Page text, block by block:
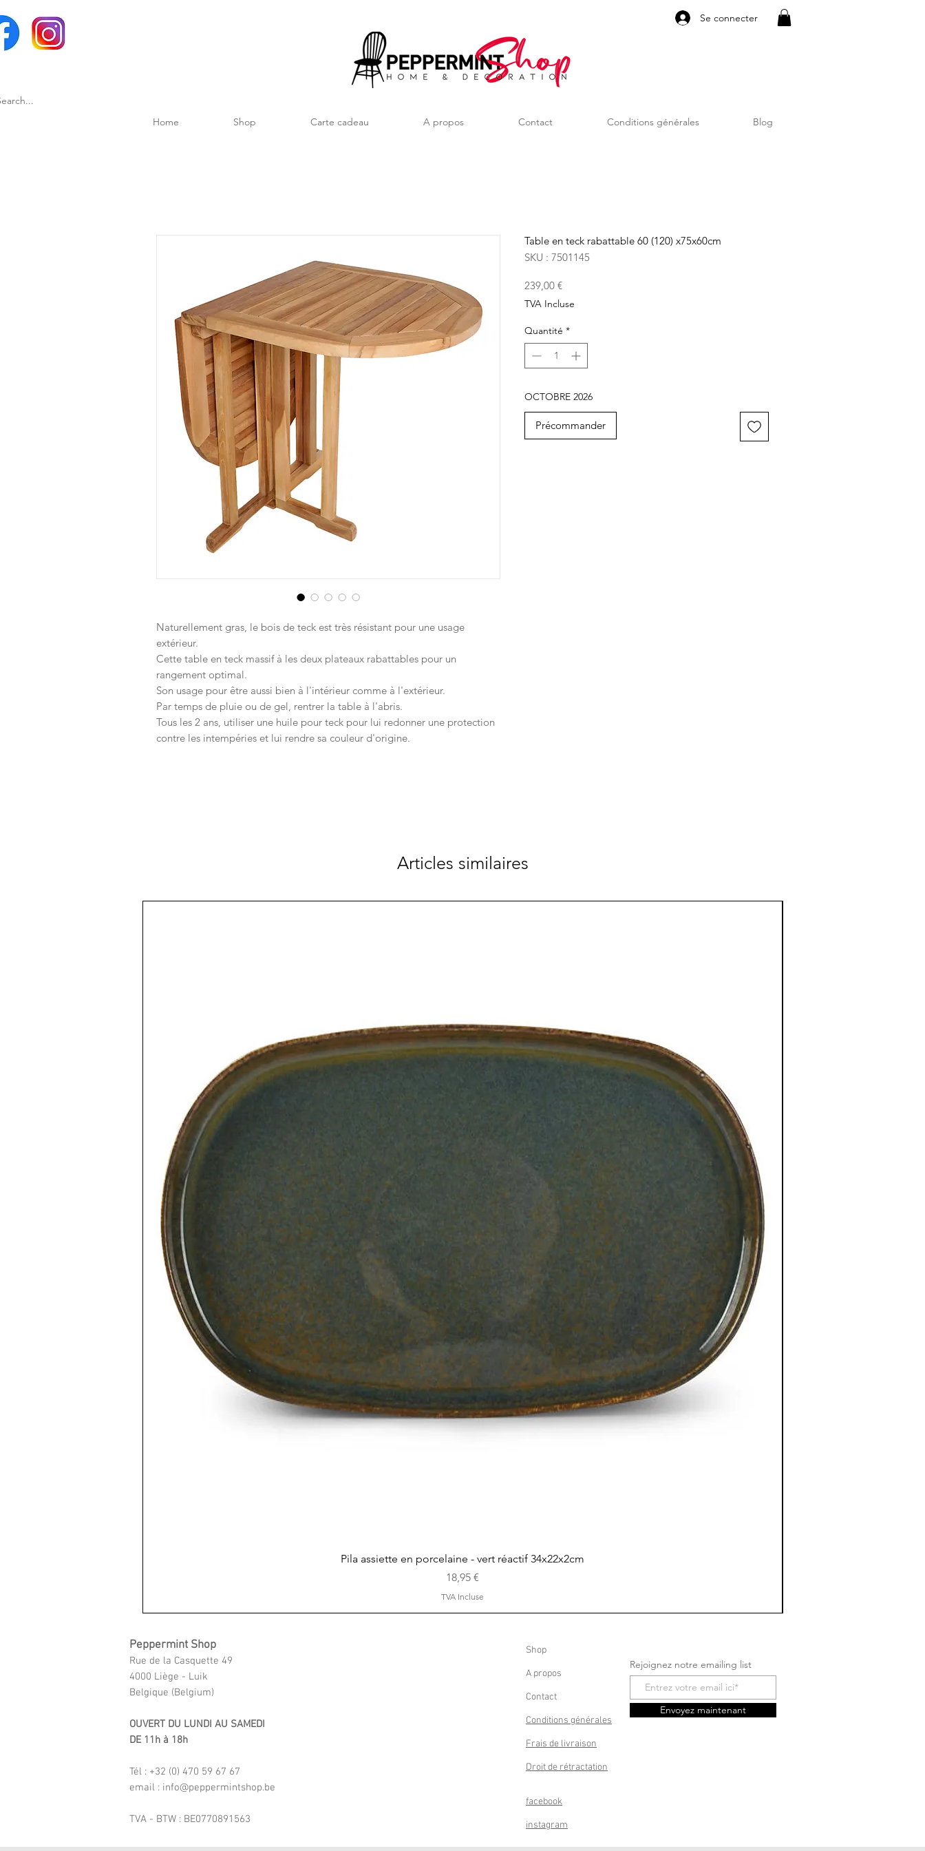
Se connecter
Home Shop Carte cadeau A propos Contact Conditions générales Blog
Naturellement gras, le bois de teck est très résistant pour une usage
extérieur.
Cette table en teck massif à les deux plateaux rabattables pour un
rangement optimal.
Son usage pour être aussi bien à l'intérieur comme à l'extérieur.
Par temps de pluie ou de gel, rentrer la table à l'abris.
Tous les 2 ans, utiliser une huile pour teck pour lui redonner une protection
contre les intempéries et lui rendre sa couleur d'origine.
Table en teck rabattable 60 (120) x75x60cm
SKU : 7501145
239,00 €Prix
TVA Incluse
Quantité *
OCTOBRE 2026
Précommander
Articles similaires
Aperçu rapide
Pila assiette en porcelaine - vert réactif 34x22x2cm
Prix
18,95 €
TVA Incluse
Peppermint Shop
Rue de la Casquette 49
4000 Liège - Luik
Belgique (Belgium)
OUVERT DU LUNDI AU SAMEDI
DE 11h à 18h
Tél : +32 (0) 470 59 67 67
email : info@peppermintshop.be
TVA - BTW : BE0770891563
Shop
A propos
Contact
Conditions générales
Frais de livraison
Droit de rétractation
facebook
instagram
Rejoignez notre emailing list
Envoyez maintenant